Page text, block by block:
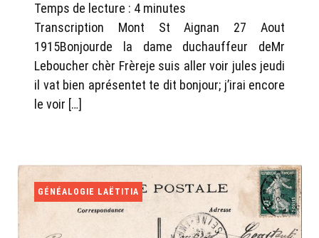
Temps de lecture : 4 minutes
Transcription Mont St Aignan 27 Aout
1915Bonjourde la dame duchauffeur deMr
Leboucher chèr Frèreje suis aller voir jules jeudi
il vat bien aprésentet te dit bonjour; j’irai encore
le voir […]
GÉNÉALOGIE LAËTITIA